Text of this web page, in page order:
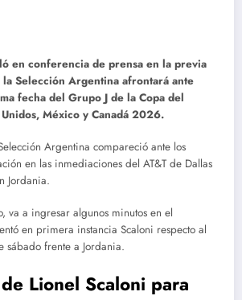
en conferencia de prensa en la previa
Selección Argentina afrontará ante
fecha del Grupo J de la Copa del
México y Canadá 2026.
Argentina compareció ante los
en las inmediaciones del AT&T de Dallas
Jordania.
va a ingresar algunos minutos en el
en primera instancia Scaloni respecto al
sábado frente a Jordania.
Lionel Scaloni para